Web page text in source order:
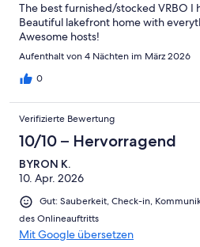
The best furnished/stocked VRBO I
Beautiful lakefront home with
Awesome hosts!
Aufenthalt von 4 Nächten im März 2026
0
Verifizierte Bewertung
10/10 – Hervorragend
BYRON K.
10. Apr. 2026
Gut: Sauberkeit, Check-in,
des Onlineauftritts
Mit Google übersetzen